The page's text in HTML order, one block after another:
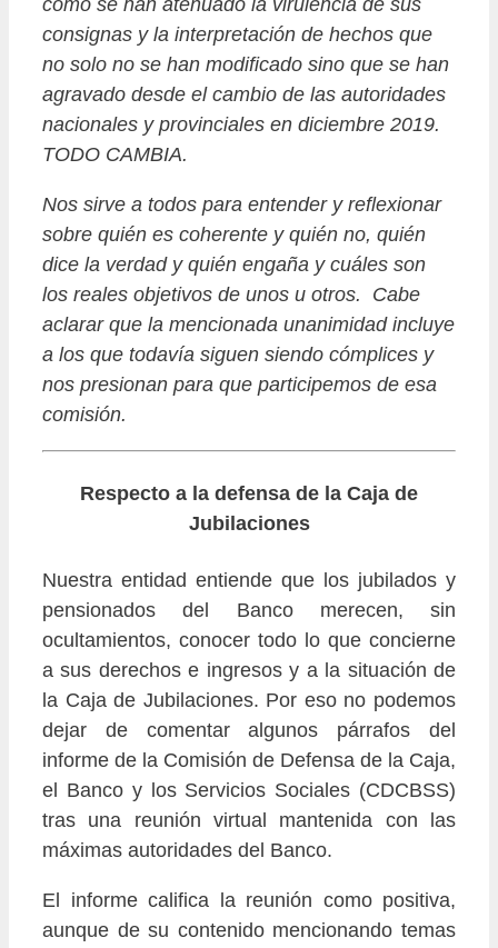
cómo se han atenuado la virulencia de sus
consignas y la interpretación de hechos que
no solo no se han modificado sino que se han
agravado desde el cambio de las autoridades
nacionales y provinciales en diciembre 2019.
TODO CAMBIA.
Nos sirve a todos para entender y reflexionar
sobre quién es coherente y quién no, quién
dice la verdad y quién engaña y cuáles son
los reales objetivos de unos u otros. Cabe
aclarar que la mencionada unanimidad incluye
a los que todavía siguen siendo cómplices y
nos presionan para que participemos de esa
comisión.
Respecto a la defensa de la Caja de
Jubilaciones
Nuestra entidad entiende que los jubilados y
pensionados del Banco merecen, sin
ocultamientos, conocer todo lo que concierne
a sus derechos e ingresos y a la situación de
la Caja de Jubilaciones. Por eso no podemos
dejar de comentar algunos párrafos del
informe de la Comisión de Defensa de la Caja,
el Banco y los Servicios Sociales (CDCBSS)
tras una reunión virtual mantenida con las
máximas autoridades del Banco.
El informe califica la reunión como positiva,
aunque de su contenido mencionando temas